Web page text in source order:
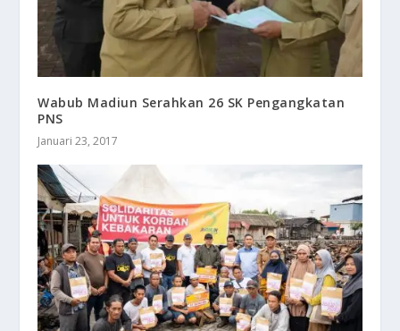
Wabub Madiun Serahkan 26 SK Pengangkatan
PNS
Januari 23, 2017